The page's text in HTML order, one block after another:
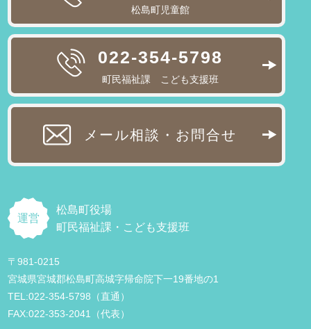
松島町児童館
022-354-5798
町民福祉課 こども支援班
メール相談・お問合せ
運営
松島町役場
町民福祉課・こども支援班
〒981-0215
宮城県宮城郡松島町高城字帰命院下一19番地の1
TEL:022-354-5798（直通）
FAX:022-353-2041（代表）